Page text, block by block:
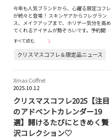
今年も人気ブランドから、心躍る限定コフレ
が続々と登場！ スキンケアからフレグラン
ス、メイクアップまで、ホリデー気分を高め
てくれるアイテムが勢ぞろいです。予約開…
すべて読む
クリスマスコフレ＆限定品ニュース
Xmas Coffret
2025.10.12
クリスマスコフレ2025【注目
のアドベントカレンダー19
選】開けるたびにときめく贅
沢コレクション♡